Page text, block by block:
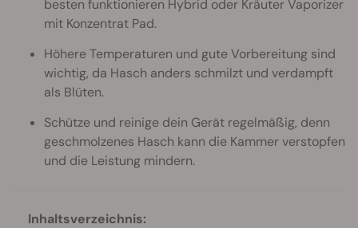
besten funktionieren Hybrid oder Kräuter Vaporizer
mit Konzentrat Pad.
Höhere Temperaturen und gute Vorbereitung sind
wichtig, da Hasch anders schmilzt und verdampft
als Blüten.
Schütze und reinige dein Gerät regelmäßig, denn
geschmolzenes Hasch kann die Kammer verstopfen
und die Leistung mindern.
Inhaltsverzeichnis: